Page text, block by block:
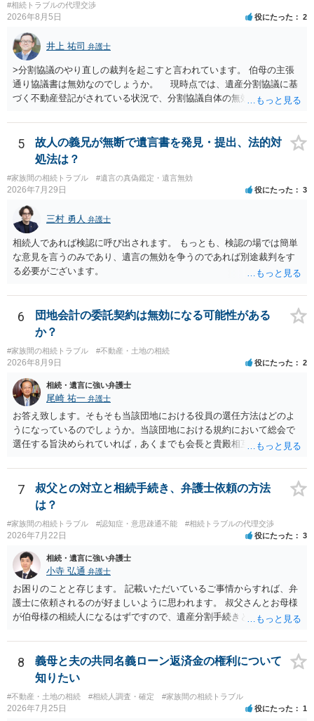
#相続トラブルの代理交渉
2026年8月5日 役にたった 2
井上 祐司 弁護士
>分割協議のやり直しの裁判を起こすと言われています。 伯母の主張
通り協議書は無効なのでしょうか。 現時点では、遺産分割協議に基
づく不動産登記がされている状況で、分割協議自体の無効を裁判所が
方の訴訟の主張及び立証次第ですが、 ・御祖母様の認知能力に関する
医師の意見書、筆跡鑑定 が提出されればその効力が否定される可能性
はありますが、 ・伯母様自身が分割協議に加わっていること ・御祖母
様の意に反する遺産分割協議を行う実益が誰にあったかの立証が困難
であること からすると、実際に遺産分割協議の効力が否定される可能
性はそれほど高くない（立証のハードルは非常に高い）ということが
言えると思います。
5
故人の義兄が無断で遺言書を発見・提出、法的対
処法は？
#家族間の相続トラブル #遺言の真偽鑑定・遺言無効
2026年7月29日 役にたった 3
三村 勇人 弁護士
相続人であれば検認に呼び出されます。 もっとも、検認の場では簡単
な意見を言うのみであり、遺言の無効を争うのであれば別途裁判をす
る必要がございます。
6
団地会計の委託契約は無効になる可能性がある
か？
#家族間の相続トラブル #不動産・土地の相続
2026年8月9日 役にたった 2
相続・遺言に強い弁護士
尾崎 祐一 弁護士
お答え致します。そもそも当該団地における役員の選任方法はどのよ
うになっているのでしょうか。当該団地における規約において総会で
選任する旨決められていれば，あくまでも会長と貴殿相互間における
し，団地と貴殿との委託契約は有効に成立しています。当該団地にお
ける役員の選任が会長の専権でできるのであれば，貴殿と会長との合
意により委託契約は有効に成立しています。
7
叔父との対立と相続手続き、弁護士依頼の方法
は？
#家族間の相続トラブル #認知症・意思疎通不能 #相続トラブルの代理交渉
2026年7月22日 役にたった 3
相続・遺言に強い弁護士
小寺 弘通 弁護士
お困りのことと存じます。 記載いただいているご事情からすれば、弁
護士に依頼されるのが好ましいように思われます。 叔父さんとお母様
が伯母様の相続人になるはずですので、遺産分割手続きという形でお
に呼ばれなかったことについて慰謝料を請求する」と言ってこられて
いる部分に関しては、 現状特に訴訟提起等されている訳ではないので
しょうから、こちらから積極的に動く必要はないように見受けられま
す。 仮に訴訟を起こされるなどした場合には、遺産分割手続きで依頼
される弁護士の方に対応をお願いするのが良いのではないでしょう
か。 以上ご参考にしていただければ幸いです。
8
義母と夫の共同名義ローン返済金の権利について
知りたい
#不動産・土地の相続 #相続人調査・確定 #家族間の相続トラブル
2026年7月25日 役にたった 1